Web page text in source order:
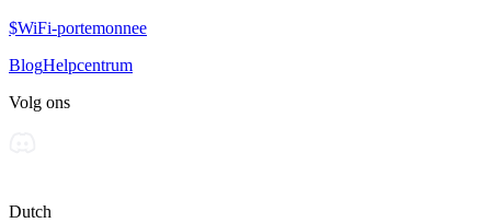
$WiFi-portemonnee
BlogHelpcentrum
Volg ons
Dutch